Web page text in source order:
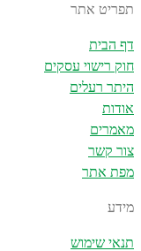
תפריט אתר
דף הבית
חוק רישוי עסקים
היתר רעלים
אודות
מאמרים
צור קשר
מפת אתר
מידע
תנאי שימוש